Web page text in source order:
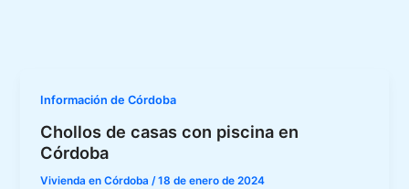
Información de Córdoba
Chollos de casas con piscina en
Córdoba
Vivienda en Córdoba/18 de enero de 2024